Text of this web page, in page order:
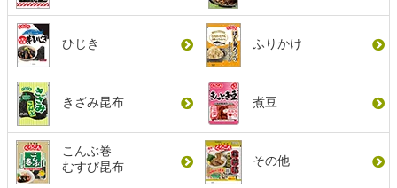
ひじき ふりかけ
きざみ昆布 煮豆
こんぶ巻
むすび昆布
その他